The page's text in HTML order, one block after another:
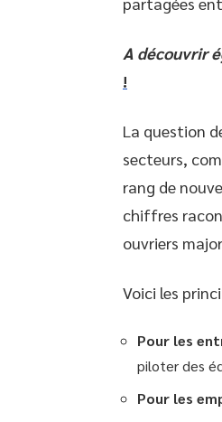
A découvrir
!
La question
secteurs,
rang de
chiffres
ouvriers
Voici les
Pour les
piloter des
Pour les